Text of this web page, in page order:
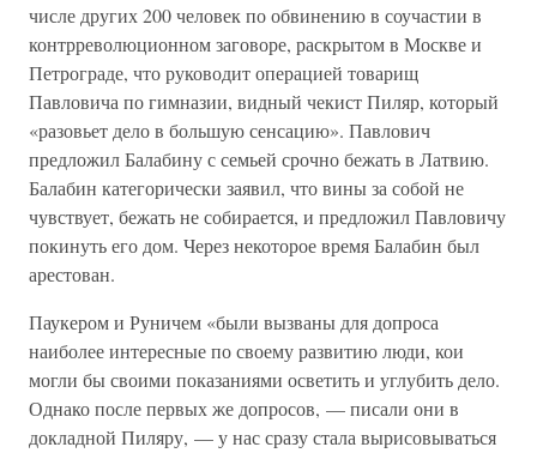
числе других 200 человек по обвинению в соучастии в
контрреволюционном заговоре, раскрытом в Москве и
Петрограде, что руководит операцией товарищ
Павловича по гимназии, видный чекист Пиляр, который
«разовьет дело в большую сенсацию». Павлович
предложил Балабину с семьей срочно бежать в Латвию.
Балабин категорически заявил, что вины за собой не
чувствует, бежать не собирается, и предложил Павловичу
покинуть его дом. Через некоторое время Балабин был
арестован.
Паукером и Руничем «были вызваны для допроса
наиболее интересные по своему развитию люди, кои
могли бы своими показаниями осветить и углубить дело.
Однако после первых же допросов, — писали они в
докладной Пиляру, — у нас сразу стала вырисовываться